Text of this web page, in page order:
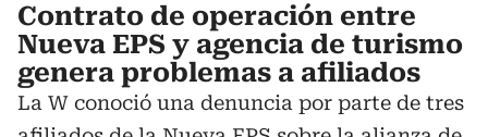
Contrato de operación entre
Nueva EPS y agencia de turismo
genera problemas a afiliados
La W conoció una denuncia por parte de tres